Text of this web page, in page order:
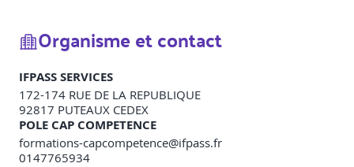
Organisme et contact
IFPASS SERVICES
172-174 RUE DE LA REPUBLIQUE
92817 PUTEAUX CEDEX
POLE CAP COMPETENCE
formations-capcompetence@ifpass.fr
0147765934